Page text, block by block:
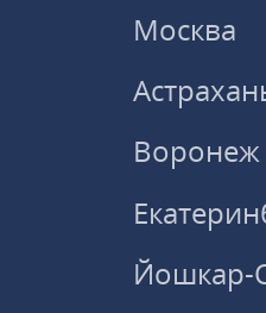
Москва
Воронеж
Йошкар-